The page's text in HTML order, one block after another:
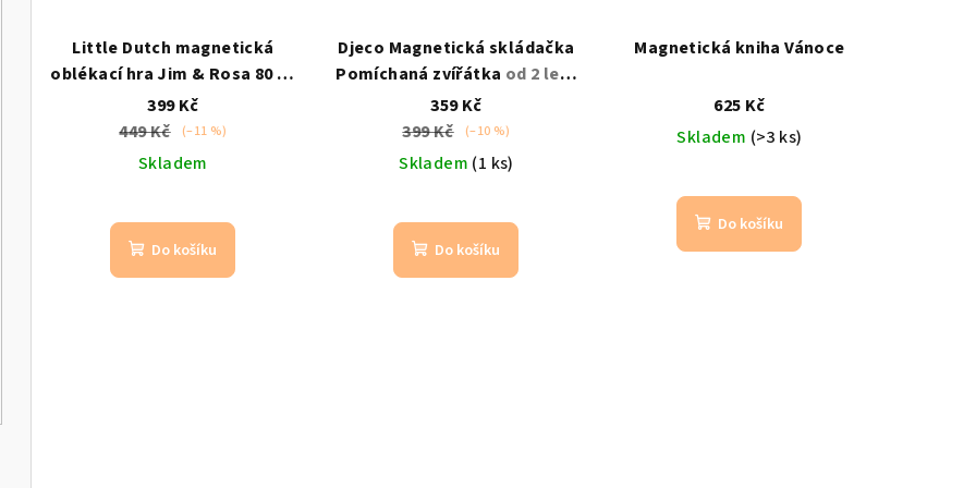
Little Dutch magnetická
oblékací hra Jim & Rosa 80 ks
od 3 let
399 Kč
449 Kč
(–11 %)
Skladem
Do košíku
Djeco Magnetická skládačka
Pomíchaná zvířátka od 2 let /
dřevěný hračka
359 Kč
399 Kč
(–10 %)
Skladem (1 ks)
Do košíku
Magnetická kniha Vánoce
625 Kč
Skladem (>3 ks)
Do košíku